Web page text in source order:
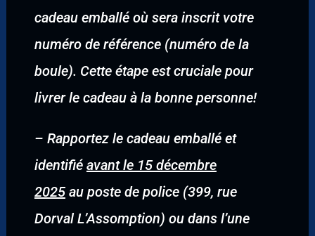
cadeau emballé où sera inscrit votre
numéro de référence (numéro de la
boule). Cette étape est cruciale pour
livrer le cadeau à la bonne personne!
– Rapportez le cadeau emballé et
identifié avant le 15 décembre
2025au poste de police (399, rue
Dorval L’Assomption) ou dans l’une